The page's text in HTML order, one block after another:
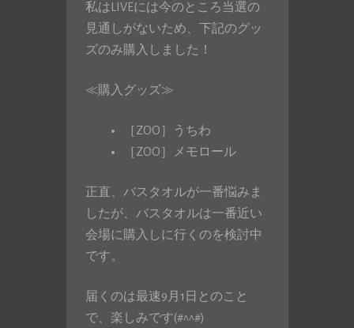
私はLIVEには今のところ当選の
見通しがないため、下記のグッ
ズのみ購入しました！
≪購入グッズ≫
［ZOO］うちわ
［ZOO］メモロール
正直、バスタオルが一番悩みま
したが、バスタオルは一番近い
会場に購入しに行くのを検討中
です。
届くのは最速9月1日とのこと
で、楽しみです(#^^#)